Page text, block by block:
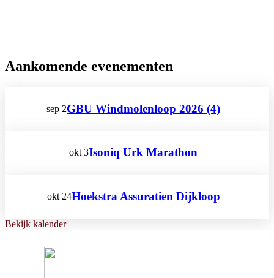
Aankomende evenementen
sep 2GBU Windmolenloop 2026 (4)
okt 3Isoniq Urk Marathon
okt 24Hoekstra Assuratien Dijkloop
Bekijk kalender